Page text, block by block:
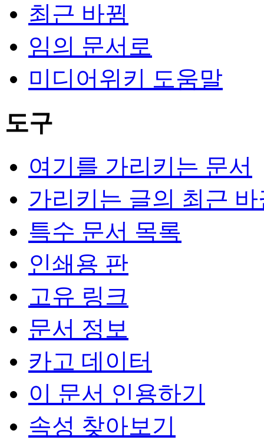
최근 바뀜
임의 문서로
미디어위키 도움말
도구
여기를 가리키는 문서
가리키는 글의 최근 바
특수 문서 목록
인쇄용 판
고유 링크
문서 정보
카고 데이터
이 문서 인용하기
속성 찾아보기